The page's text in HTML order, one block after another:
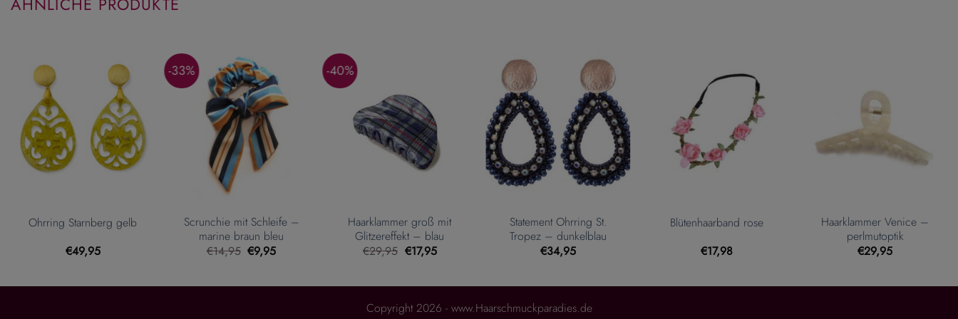
Ohrring Starnberg gelb
€49,95
-33%
Scrunchie mit Schleife –
marine braun bleu
€14,95 Ursprünglicher
Preis
€14,95
€9,95Aktueller
€9,95.
-40%
Haarklammer groß mit
Glitzereffekt – blau
€29,95 Ursprünglicher
Preis
€29,95
€17,95Aktueller
€17,95.
Statement Ohrring St.
Tropez – dunkelblau
€34,95
Blütenhaarband rose
€17,98
Haarklammer Venice –
perlmutoptik
€29,95
Copyright 2026 - www.Haarschmuckparadies.de